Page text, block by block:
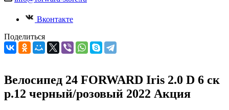
Вконтакте
Поделиться
Велосипед 24 FORWARD Iris 2.0 D 6 ск
р.12 черный/розовый 2022 Акция